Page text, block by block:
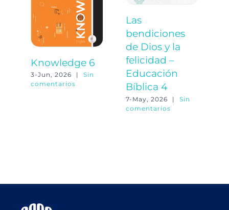
Knowledge 6
3-Jun, 2026 |
Sin
comentarios
Las
bendiciones
de Dios y la
felicidad –
Educación
Bíblica 4
7-May, 2026 |
Sin
comentarios